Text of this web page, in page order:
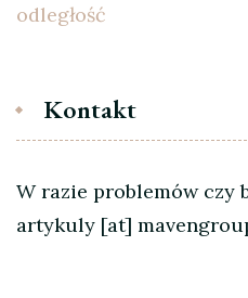
odległość
Kontakt
W razie problemów czy
artykuly [at]